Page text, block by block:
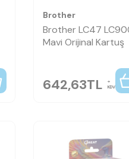
Brother
Brother LC47
Mavi Orijinal Kartuş
642,63TL KDV